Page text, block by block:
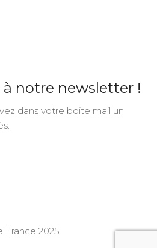
à notre newsletter !
dans votre boite mail un
France 2025